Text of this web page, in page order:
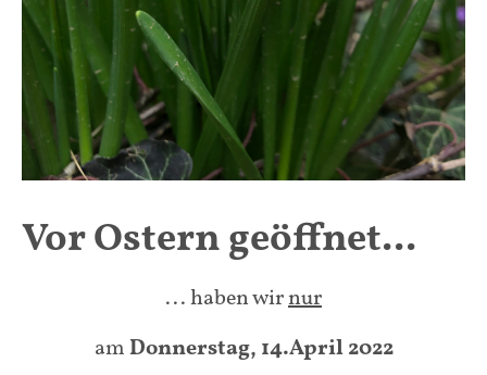
Vor Ostern geöffnet...
... haben wirnur
am Donnerstag, 14.April 2022